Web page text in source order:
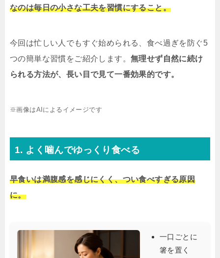
なのは毎日の小さな工夫を習慣にすること。
今回は忙しい人でもすぐ始められる、食べ過ぎを防ぐ5
つの簡単な習慣をご紹介します。 無理せず自然に続け
られる方法が、長い目で見て一番効果的です。
※画像はAIによるイメージです
1. よく噛んでゆっくり食べる
早食いは満腹感を感じにくく、つい食べすぎる原因
に。
一口ごとに
箸を置く